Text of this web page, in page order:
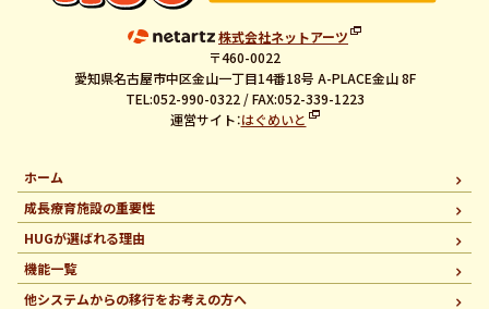
株式会社ネットアーツ
〒460-0022
愛知県名古屋市中区金山一丁目14番18号 A-PLACE金山 8F
TEL:052-990-0322 / FAX:052-339-1223
運営サイト：はぐめいと
ホーム
成長療育施設の重要性
HUGが選ばれる理由
機能一覧
他システムからの移行をお考えの方へ